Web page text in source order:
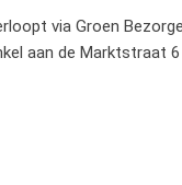
via Groen
aan de Marktstraat